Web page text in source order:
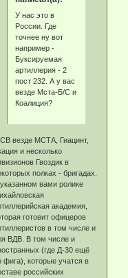
У нас это в
России. Где
точнее ну вот
например -
Буксируемая
артиллерия - 2
пост 232. А у вас
везде Мста-Б/С и
Коалиция?
везде МСТА, Гиацинт,
и несколько
Гвоздик в
полках - бригадах.
вами ролике
академия,
готовит офицеров
в том числе и
ВДВ. В том числе и
(где Д-30 ещё
фига), которые учатся в
российских